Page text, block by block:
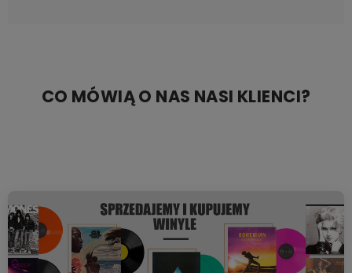
CO MÓWIĄ O NAS NASI KLIENCI?